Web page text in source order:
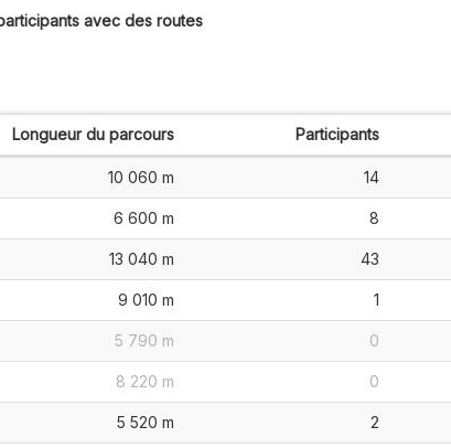
avec des routes
Longueur du parcours Participants
10 060 m 14
6 600 m 8
13 040 m 43
9 010 m 1
5 790 m 0
8 220 m 0
5 520 m 2